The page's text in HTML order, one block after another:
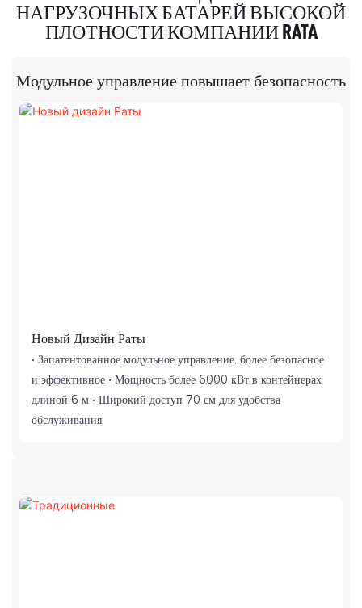
НАГРУЗОЧНЫХ БАТАРЕЙ ВЫСОКОЙ
ПЛОТНОСТИ КОМПАНИИ RATA
Модульное управление повышает безопасность
Новый Дизайн Раты
• Запатентованное модульное управление, более безопасное
и эффективное • Мощность более 6000 кВт в контейнерах
длиной 6 м • Широкий доступ 70 см для удобства
обслуживания